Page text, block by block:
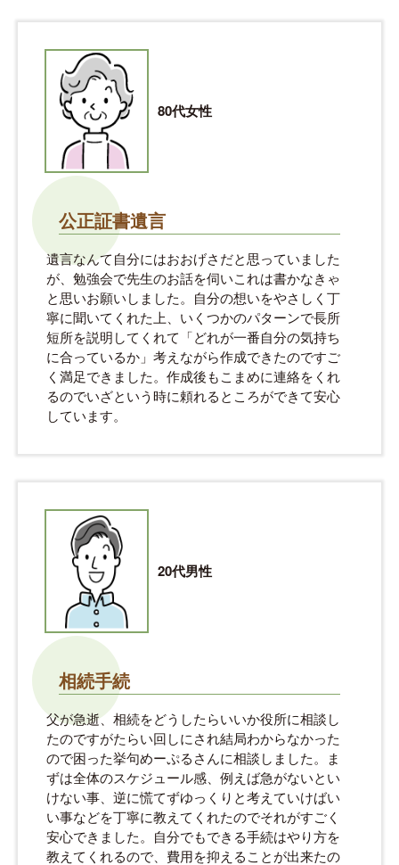
80代女性
公正証書遺言
遺言なんて自分にはおおげさだと思っていました
が、勉強会で先生のお話を伺いこれは書かなきゃ
と思いお願いしました。自分の想いをやさしく丁
寧に聞いてくれた上、いくつかのパターンで長所
短所を説明してくれて「どれが一番自分の気持ち
に合っているか」考えながら作成できたのですご
く満足できました。作成後もこまめに連絡をくれ
るのでいざという時に頼れるところができて安心
しています。
20代男性
相続手続
父が急逝、相続をどうしたらいいか役所に相談し
たのですがたらい回しにされ結局わからなかった
ので困った挙句めーぷるさんに相談しました。ま
ずは全体のスケジュール感、例えば急がないとい
けない事、逆に慌てずゆっくりと考えていけばい
い事などを丁寧に教えてくれたのでそれがすごく
安心できました。自分でもできる手続はやり方を
教えてくれるので、費用を抑えることが出来たの